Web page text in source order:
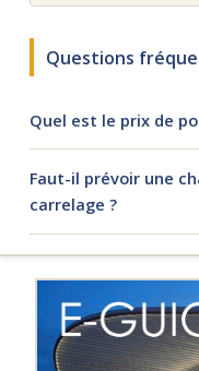
Questions
Quel est le prix de
Faut-il prévoir une
carrelage ?